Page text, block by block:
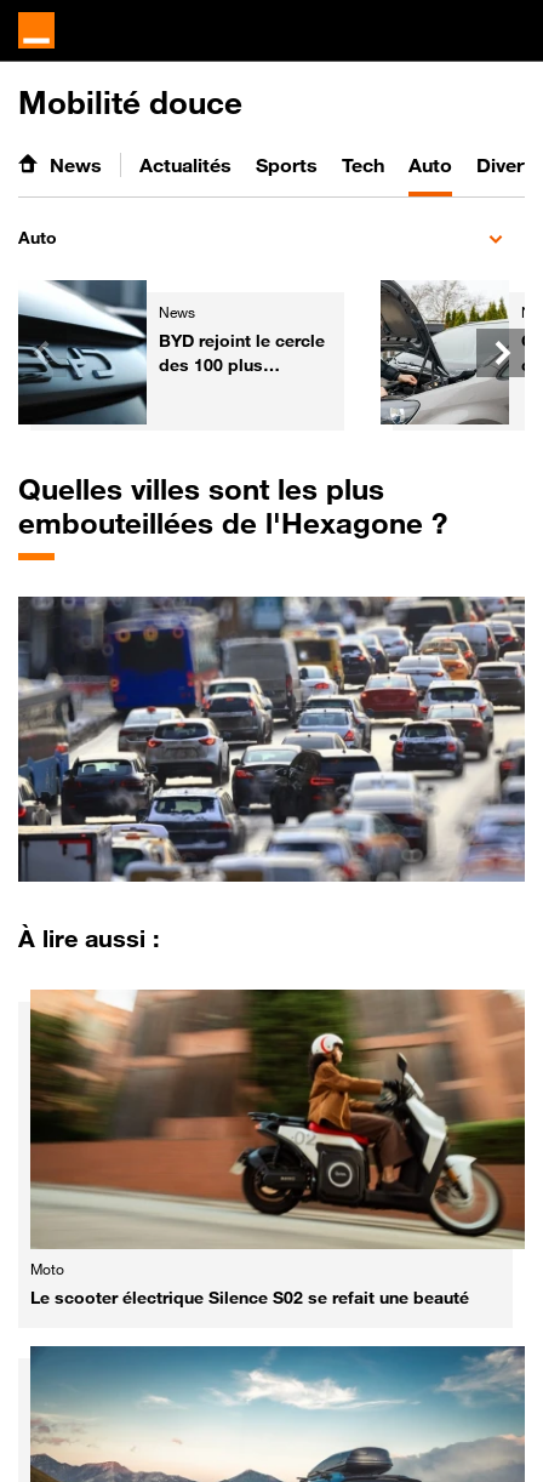
Mobilité douce
News Actualités Sports Tech Auto
Auto
News
BYD rejoint le cercle
des 100 plus
Quelles villes sont les plus
embouteillées de l'Hexagone ?
À lire aussi :
Moto
Le scooter électrique Silence S02 se refait une beauté